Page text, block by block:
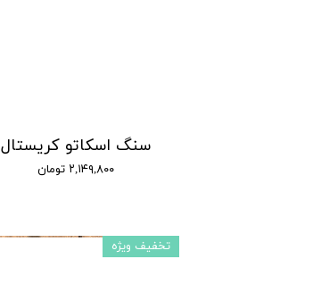
سنگ اسکاتو کریستال
۲,۱۴۹,۸۰۰ تومان
تخفیف ویژه